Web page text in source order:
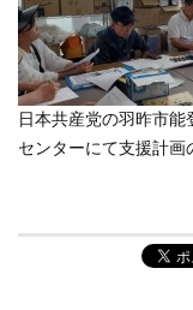
日本共産党の羽昨市
センターにて支援計画